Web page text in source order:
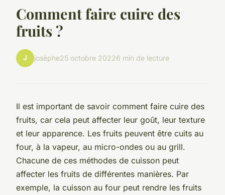
Comment faire cuire des
fruits ?
J josèphe25 octobre 20226 min de lecture
Il est important de savoir comment faire cuire des
fruits, car cela peut affecter leur goût, leur texture
et leur apparence. Les fruits peuvent être cuits au
four, à la vapeur, au micro-ondes ou au grill.
Chacune de ces méthodes de cuisson peut
affecter les fruits de différentes manières. Par
exemple, la cuisson au four peut rendre les fruits